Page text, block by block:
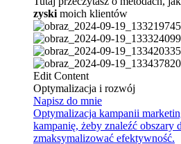
zyski moich klientów
Edit Content
Optymalizacja i rozwój
Napisz do mnie
Optymalizacja kampanii
kampanię, żeby znaleźć obszary
zmaksymalizować efektywność.